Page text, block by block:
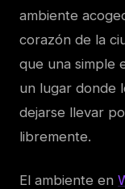
ambiente
corazón de la
que una simple
un lugar donde
dejarse llevar
libremente.
El ambiente en